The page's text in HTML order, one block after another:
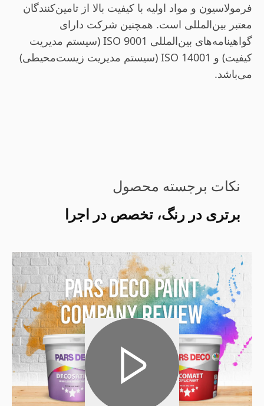
فرمولاسیون و مواد اولیه با کیفیت بالا از تامین‌کنندگان
معتبر بین‌المللی است. همچنین شرکت دارای
گواهینامه‌های بین‌المللی ISO 9001 (سیستم مدیریت
کیفیت) و ISO 14001 (سیستم مدیریت زیست‌محیطی)
می‌باشد.
نکات برجسته محصول
برتری در رنگ، تخصص در اجرا